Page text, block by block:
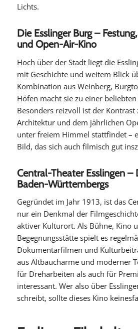
Lichts.
Die Esslinger Burg –
und Open-Air-Kino
Hoch über der Stadt liegt die
mit Geschichte und weitem Blick
Kombination aus Weinberg,
Höfen macht sie zu einer
Besonders reizvoll ist der Kontrast
Architektur und dem jährlichen
unter freiem Himmel stattfindet –
Bild, das sich auch filmisch gut
Central-Theater Esslingen –
Baden-Württembergs
Gegründet im Jahr 1913, ist das
nur ein Denkmal der
aktiver Kulturort. Als Bühne, Kino
Begegnungsstätte spielt es
Dokumentarfilmen und
aus Altbaucharme und moderner
für Dreharbeiten als auch für
interessant. Wer also über
schreibt, sollte dieses Kino